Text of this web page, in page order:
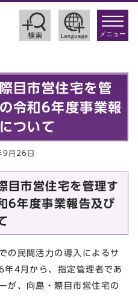
toggle
メニュー
目市営住宅を管
令和6年度事業報
ついて
月26日
目市営住宅を管理す
6年度事業報告及び
の民間活力の導入によるサ
年4月から、指定管理者であ
が、向島・際目市営住宅の